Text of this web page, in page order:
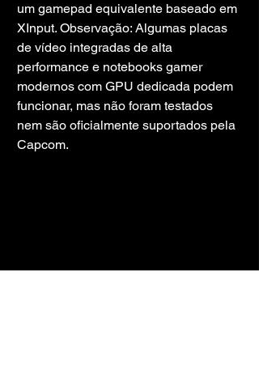
um gamepad equivalente baseado em
XInput. Observação: Algumas placas
de vídeo integradas de alta
performance e notebooks gamer
modernos com GPU dedicada podem
funcionar, mas não foram testados
nem são oficialmente suportados pela
Capcom.